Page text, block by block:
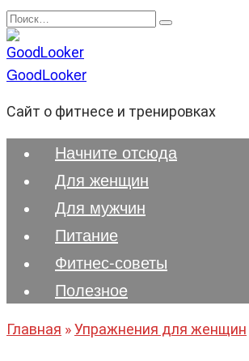
Перейти
к
содержанию
Search
for:
GoodLooker
Сайт о фитнесе и тренировках
Начните отсюда
Для женщин
Для мужчин
Питание
Фитнес-советы
Полезноe
Главная »Упражнения для женщин